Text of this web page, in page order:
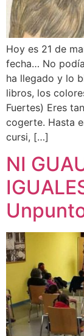
Hoy es 21 de
fecha… No
ha llegado y lo
libros, los
Fuertes) Eres
cogerte. Hasta
cursi, […]
NI